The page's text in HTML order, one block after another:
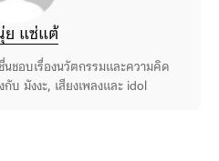
ย แซ่แต้
ชอบเรื่องนวัตกรรมและความคิด
กับ มังงะ, เสียงเพลงและ idol